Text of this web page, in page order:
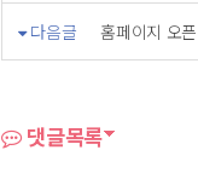
다음글 홈페이지 오
댓글목록